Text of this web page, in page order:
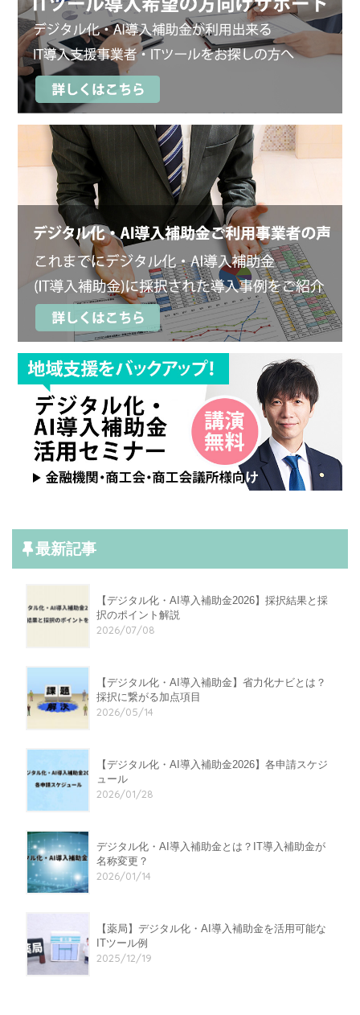
最新記事
【デジタル化・AI導入補助金2026】採択結果と採
択のポイント解説
2026/07/08
【デジタル化・AI導入補助金】省力化ナビとは？
採択に繋がる加点項目
2026/05/14
【デジタル化・AI導入補助金2026】各申請スケジ
ュール
2026/01/28
デジタル化・AI導入補助金とは？IT導入補助金が
名称変更？
2026/01/14
【薬局】デジタル化・AI導入補助金を活用可能な
ITツール例
2025/12/19